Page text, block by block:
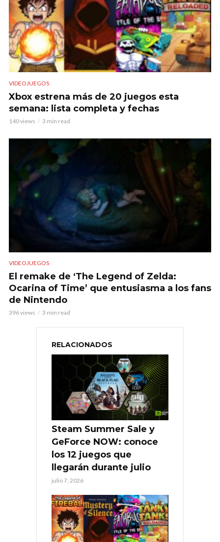
VIDEOJUEGOS
Xbox estrena más de 20 juegos esta
semana: lista completa y fechas
140 views 3 min read
VIDEOJUEGOS
El remake de ‘The Legend of Zelda:
Ocarina of Time’ que entusiasma a los fans
de Nintendo
396 views 3 min read
RELACIONADOS
Steam Summer Sale y
GeForce NOW: conoce
los 12 juegos que
llegarán durante julio
julio 7, 2026